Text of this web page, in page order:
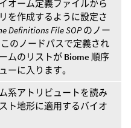
オーム定義ファイルから
を作成するように設定さ
Definitions File SOPのノー
このノードパスで定義され
ムのリストが Biome 順序
ーに入ります。
系アトリビュートを読み
ト地形に適用するバイオ